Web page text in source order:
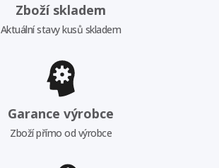
Zboží skladem
Aktuální stavy kusů skladem
Garance výrobce
Zboží přímo od výrobce